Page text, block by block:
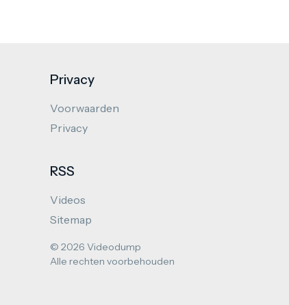
Privacy
Voorwaarden
Privacy
RSS
Videos
Sitemap
© 2026 Videodump
Alle rechten voorbehouden